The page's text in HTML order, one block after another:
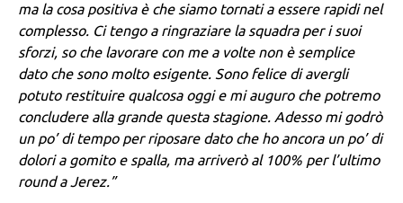
ma la cosa positiva è che siamo tornati a essere rapidi nel
complesso. Ci tengo a ringraziare la squadra per i suoi
sforzi, so che lavorare con me a volte non è semplice
dato che sono molto esigente. Sono felice di avergli
potuto restituire qualcosa oggi e mi auguro che potremo
concludere alla grande questa stagione. Adesso mi godrò
un po’ di tempo per riposare dato che ho ancora un po’ di
dolori a gomito e spalla, ma arriverò al 100% per l’ultimo
round a Jerez.”